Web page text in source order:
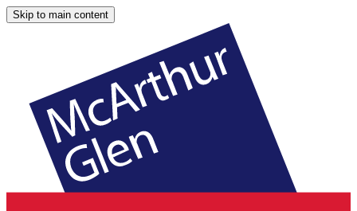
Skip to main content